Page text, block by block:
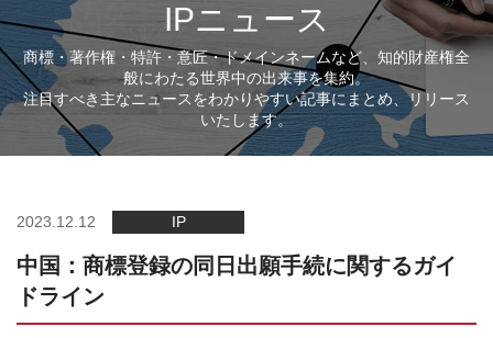
取引事例
商標・ブランドの豆知識
知財情報
ENGLISH
IPニュース
商標・著作権・特許・意匠・ドメインネームなど、知的財産権全
般にわたる世界中の出来事を集約。
注目すべき主なニュースをわかりやすい記事にまとめ、リリース
いたします。
2023.12.12 IP
中国：商標登録の同日出願手続に関するガイ
ドライン